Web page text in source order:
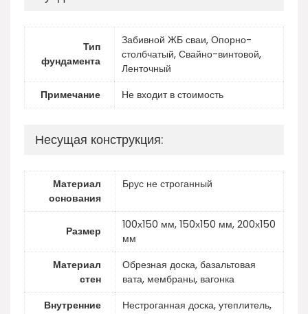
Тип
фундамента
Забивной ЖБ сваи, Опорно-
столбчатый, Свайно-винтовой,
Ленточный
Примечание
Не входит в стоимость
Несущая конструкция:
Материал
основания
Брус не строганный
Размер
100х150 мм, 150х150 мм, 200х150
мм
Материал
стен
Обрезная доска, базальтовая
вата, мембраны, вагонка
Внутренние
Нестроганная доска, утеплитель,